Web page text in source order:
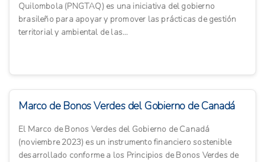
Quilombola (PNGTAQ) es una iniciativa del gobierno
brasileño para apoyar y promover las prácticas de gestión
territorial y ambiental de las...
Marco de Bonos Verdes del Gobierno de Canadá
El Marco de Bonos Verdes del Gobierno de Canadá
(noviembre 2023) es un instrumento financiero sostenible
desarrollado conforme a los Principios de Bonos Verdes de